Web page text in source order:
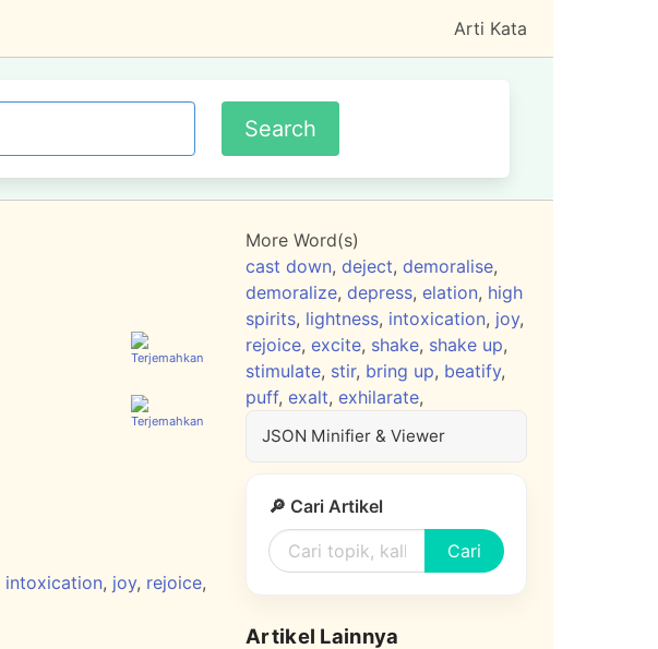
Arti Kata
intoxication, joy, rejoice,
More Word(s)
cast down, deject, demoralise,
demoralize, depress, elation, high
spirits, lightness, intoxication, joy,
rejoice, excite, shake, shake up,
stimulate, stir, bring up, beatify,
puff, exalt, exhilarate,
JSON Minifier & Viewer
🔎 Cari Artikel
Cari
Artikel Lainnya